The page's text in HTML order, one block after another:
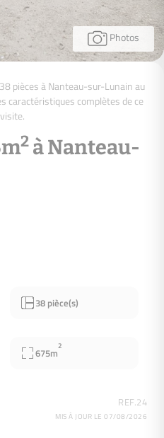
Photos
pièces à Nanteau-sur-Lunain au
caractéristiques complètes de ce
2 à Nanteau-
38 pièce(s)
675m2
REF.24
MIS À JOUR LE 07/08/2026